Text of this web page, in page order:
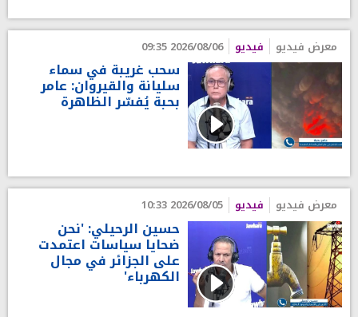
معرض فيديو فيديو 2026/08/06 09:35
سحب غريبة في سماء
سليانة والقيروان: عامر
بحبة يُفسّر الظاهرة
معرض فيديو فيديو 2026/08/05 10:33
حسين الرحيلي: 'نحن
ضحايا سياسات اعتمدت
على الجزائر في مجال
الكهرباء'